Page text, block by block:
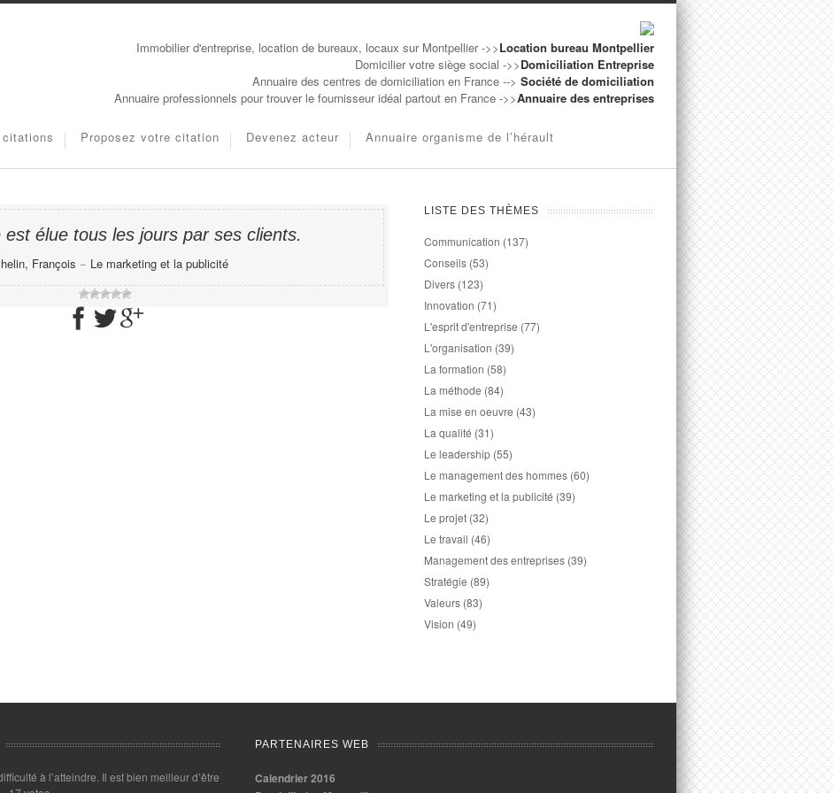
Immobilier d'entreprise, location de bureaux, locaux sur Montpellier ->>Location bureau Montpellier
Domicilier votre siège social ->>Domiciliation Entreprise
Annuaire des centres de domiciliation en France --> Société de domiciliation
Annuaire professionnels pour trouver le fournisseur idéal partout en France ->>Annuaire des entreprises
Proposez votre citation Devenez acteur Annuaire organisme de l’hérault
est élue tous les jours par ses clients.
François − Le marketing et la publicité
LISTE DES THÈMES
Communication (137)
Conseils (53)
Divers (123)
Innovation (71)
L'esprit d'entreprise (77)
L'organisation (39)
La formation (58)
La méthode (84)
La mise en oeuvre (43)
La qualité (31)
Le leadership (55)
Le management des hommes (60)
Le marketing et la publicité (39)
Le projet (32)
Le travail (46)
Management des entreprises (39)
Stratégie (89)
Valeurs (83)
Vision (49)
à l’atteindre. Il est bien meilleur d’être
PARTENAIRES WEB
Calendrier 2016